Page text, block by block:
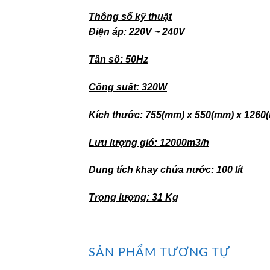
Thông số kỹ thuật
Điện áp: 220V ~ 240V
Tần số: 50Hz
Công suất: 320W
Kích thước: 755(mm) x 550(mm) x
Lưu lượng gió: 12000m3/h
Dung tích khay chứa nước: 100 lít
Trọng lượng: 31 Kg
SẢN PHẨM TƯƠNG TỰ